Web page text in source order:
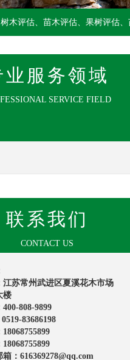
树木评估、苗木评估、果树评估
业服务领域
SERVICE FIELD
联系我们
CONTACT US
江苏常州武进区夏溪花木市场
楼
400-808-9899
83686198
：616369278@qq.com